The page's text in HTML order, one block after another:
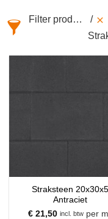
Filter producten
Straksteen 20x30x5
Antraciet
€21,50 incl. btwper m